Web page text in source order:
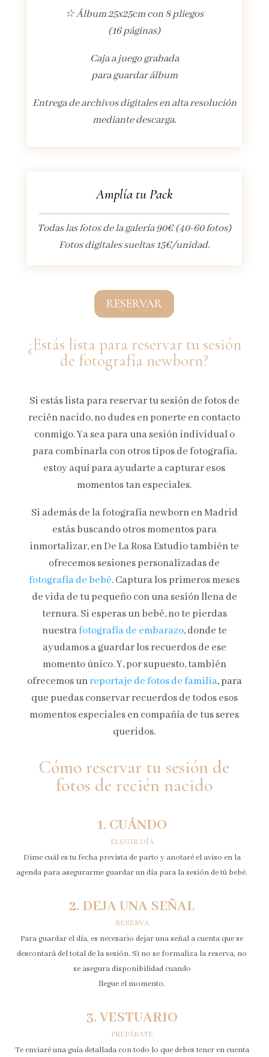
☆ Álbum 25x25cm con 8 pliegos
(16 páginas)
Caja a juego grabada
para guardar álbum
Entrega de archivos digitales en alta resolución
mediante descarga.
Amplía tu Pack
Todas las fotos de la galería 90€ (40-60 fotos)
Fotos digitales sueltas 15€/unidad.
RESERVAR
¿Estás lista para reservar tu sesión
de fotografía newborn?
Si estás lista para reservar tu sesión de fotos de
recién nacido, no dudes en ponerte en contacto
conmigo. Ya sea para una sesión individual o
para combinarla con otros tipos de fotografía,
estoy aquí para ayudarte a capturar esos
momentos tan especiales.
Si además de la fotografía newborn en Madrid
estás buscando otros momentos para
inmortalizar, en De La Rosa Estudio también te
ofrecemos sesiones personalizadas de
fotografía de bebé. Captura los primeros meses
de vida de tu pequeño con una sesión llena de
ternura. Si esperas un bebé, no te pierdas
nuestrafotografía de embarazo, donde te
ayudamos a guardar los recuerdos de ese
momento único. Y, por supuesto, también
ofrecemos unreportaje de fotos de familia, para
que puedas conservar recuerdos de todos esos
momentos especiales en compañía de tus seres
queridos.
Cómo reservar tu sesión de
fotos de recién nacido
1. CUÁNDO
ELEGIR DÍA
Dime cuál es tu fecha prevista de parto y anotaré el aviso en la
agenda para asegurarme guardar un día para la sesión de tú bebé.
2. DEJA UNA SEÑAL
RESERVA
Para guardar el día, es necesario dejar una señal a cuenta que se
descontará del total de la sesión. Si no se formaliza la reserva, no
se asegura disponibilidad cuando
llegue el momento.
3. VESTUARIO
PREPÁRATE
Te enviaré una guía detallada con todo lo que debes tener en cuenta